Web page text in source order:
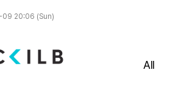
20:06 (Sun)
All